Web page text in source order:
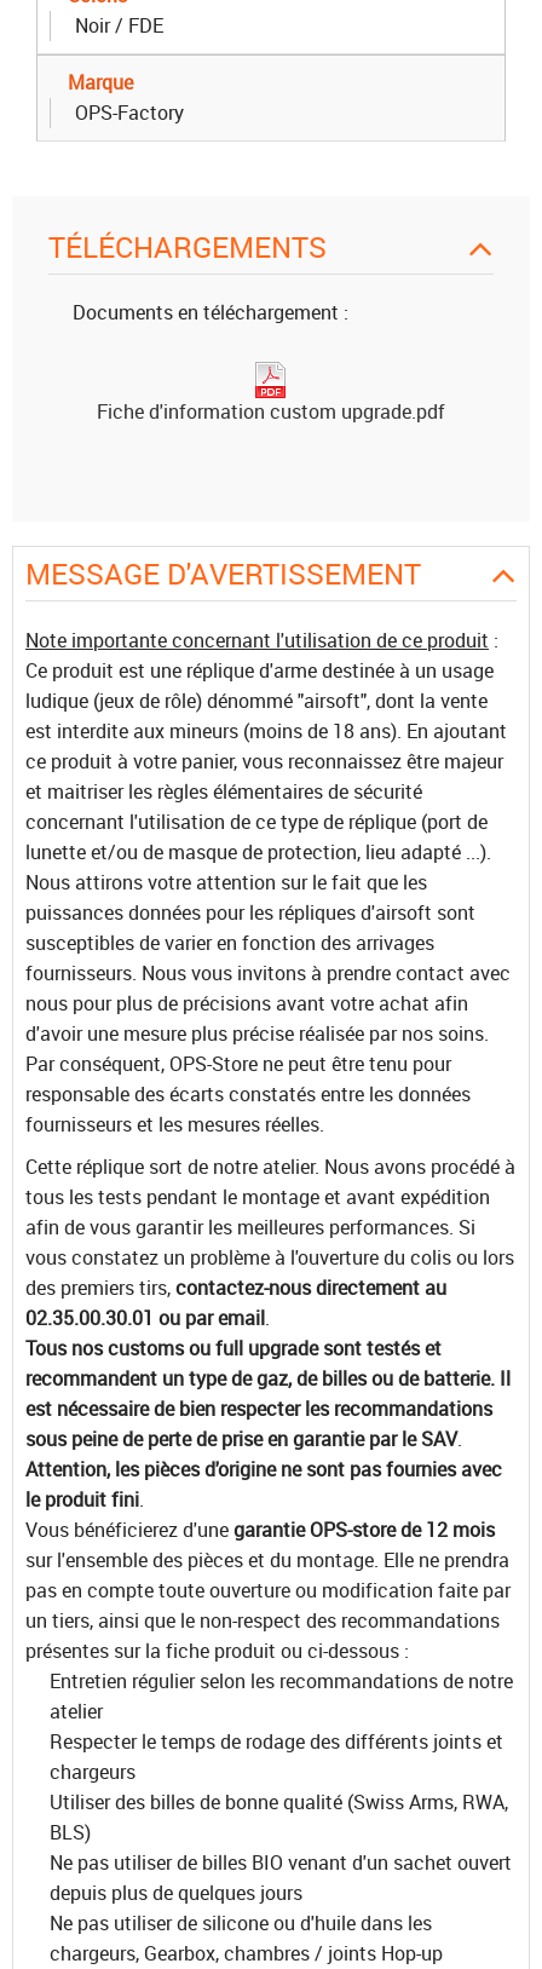
Noir / FDE
Marque
OPS-Factory
TÉLÉCHARGEMENTS
Documents en téléchargement :
Fiche d'information custom upgrade.pdf
MESSAGE D'AVERTISSEMENT
Note importante concernant l'utilisation de ce produit :
Ce produit est une réplique d'arme destinée à un usage
ludique (jeux de rôle) dénommé "airsoft", dont la vente
est interdite aux mineurs (moins de 18 ans). En ajoutant
ce produit à votre panier, vous reconnaissez être majeur
et maitriser les règles élémentaires de sécurité
concernant l'utilisation de ce type de réplique (port de
lunette et/ou de masque de protection, lieu adapté ...).
Nous attirons votre attention sur le fait que les
puissances données pour les répliques d'airsoft sont
susceptibles de varier en fonction des arrivages
fournisseurs. Nous vous invitons à prendre contact avec
nous pour plus de précisions avant votre achat afin
d'avoir une mesure plus précise réalisée par nos soins.
Par conséquent, OPS-Store ne peut être tenu pour
responsable des écarts constatés entre les données
fournisseurs et les mesures réelles.
Cette réplique sort de notre atelier. Nous avons procédé à
tous les tests pendant le montage et avant expédition
afin de vous garantir les meilleures performances. Si
vous constatez un problème à l'ouverture du colis ou lors
des premiers tirs,contactez-nous directement au
02.35.00.30.01 ou par email.
Tous nos customs ou full upgrade sont testés et
recommandent un type de gaz, de billes ou de batterie. Il
est nécessaire de bien respecter les recommandations
sous peine de perte de prise en garantie par le SAV.
Attention, les pièces d'origine ne sont pas fournies avec
le produit fini.
Vous bénéficierez d'unegarantie OPS-store de 12 mois
sur l'ensemble des pièces et du montage. Elle ne prendra
pas en compte toute ouverture ou modification faite par
un tiers, ainsi que le non-respect des recommandations
présentes sur la fiche produit ou ci-dessous :
Entretien régulier selon les recommandations de notre
atelier
Respecter le temps de rodage des différents joints et
chargeurs
Utiliser des billes de bonne qualité (Swiss Arms, RWA,
BLS)
Ne pas utiliser de billes BIO venant d'un sachet ouvert
depuis plus de quelques jours
Ne pas utiliser de silicone ou d'huile dans les
chargeurs, Gearbox, chambres / joints Hop-up